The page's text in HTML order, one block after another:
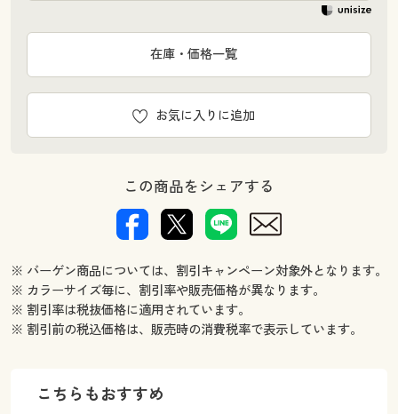
お気に入りに追加
在庫・価格一覧
この商品をシェアする
※ バーゲン商品については、割引キャンペーン対象外となります。
※ カラーサイズ毎に、割引率や販売価格が異なります。
※ 割引率は税抜価格に適用されています。
※ 割引前の税込価格は、販売時の消費税率で表示しています。
こちらもおすすめ